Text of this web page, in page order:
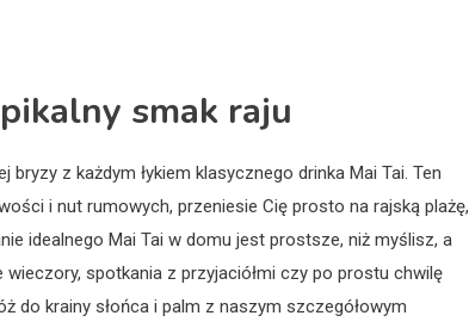
smak raju
z każdym łykiem klasycznego drinka Mai Tai. Ten
i nut rumowych, przeniesie Cię prosto na rajską plażę,
idealnego Mai Tai w domu jest prostsze, niż myślisz, a
spotkania z przyjaciółmi czy po prostu chwilę
do krainy słońca i palm z naszym szczegółowym